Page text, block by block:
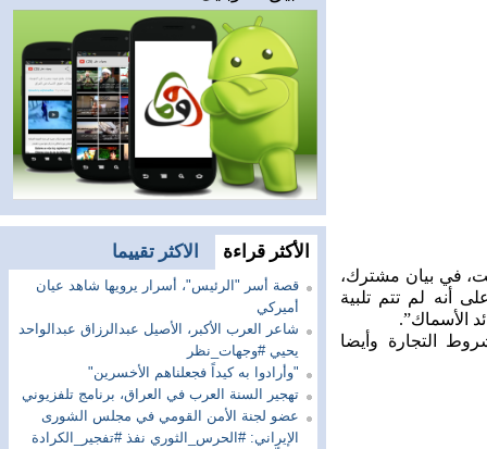
في بيان مشترك،
أنه لم تتم تلبية
الأسماك”.
التجارة وأيضا
الأكثر قراءة الاكثر تقييما
قصة أسر "الرئيس"، أسرار يرويها شاهد عيان
أميركي
شاعر العرب الأكبر، الأصيل عبدالرزاق عبدالواحد
يحيي #وجهات_نظر
"وأرادوا به كيداً فجعلناهم الأخسرين"
تهجير السنة العرب في العراق، برنامج تلفزيوني
عضو لجنة الأمن القومي في مجلس الشورى
الإيراني: #الحرس_الثوري نفذ #تفجير_الكرادة